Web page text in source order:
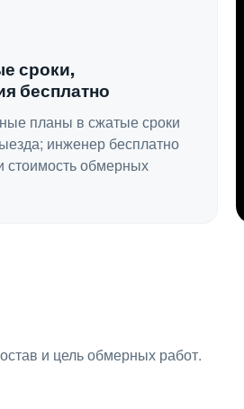
сроки,
бесплатно
планы в сжатые сроки
инженер бесплатно
стоимость обмерных
и цель обмерных работ.